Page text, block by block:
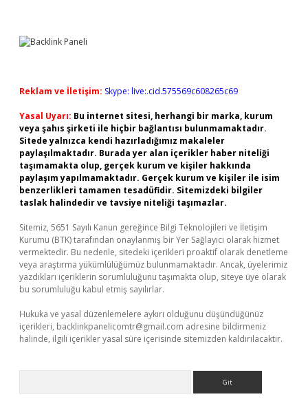
Reklam ve İletişim: Skype: live:.cid.575569c608265c69
Yasal Uyarı: Bu internet sitesi, herhangi bir marka, kurum
veya şahıs şirketi ile hiçbir bağlantısı bulunmamaktadır.
Sitede yalnızca kendi hazırladığımız makaleler
paylaşılmaktadır. Burada yer alan içerikler haber niteliği
taşımamakta olup, gerçek kurum ve kişiler hakkında
paylaşım yapılmamaktadır. Gerçek kurum ve kişiler ile isim
benzerlikleri tamamen tesadüfidir. Sitemizdeki bilgiler
taslak halindedir ve tavsiye niteliği taşımazlar.
Sitemiz, 5651 Sayılı Kanun gereğince Bilgi Teknolojileri ve İletişim
Kurumu (BTK) tarafından onaylanmış bir Yer Sağlayıcı olarak hizmet
vermektedir. Bu nedenle, sitedeki içerikleri proaktif olarak denetleme
veya araştırma yükümlülüğümüz bulunmamaktadır. Ancak, üyelerimiz
yazdıkları içeriklerin sorumluluğunu taşımakta olup, siteye üye olarak
bu sorumluluğu kabul etmiş sayılırlar.
Hukuka ve yasal düzenlemelere aykırı olduğunu düşündüğünüz
içerikleri, backlinkpanelicomtr@gmail.com adresine bildirmeniz
halinde, ilgili içerikler yasal süre içerisinde sitemizden kaldırılacaktır.